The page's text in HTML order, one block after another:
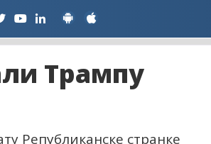
Трампу
Републиканске странке